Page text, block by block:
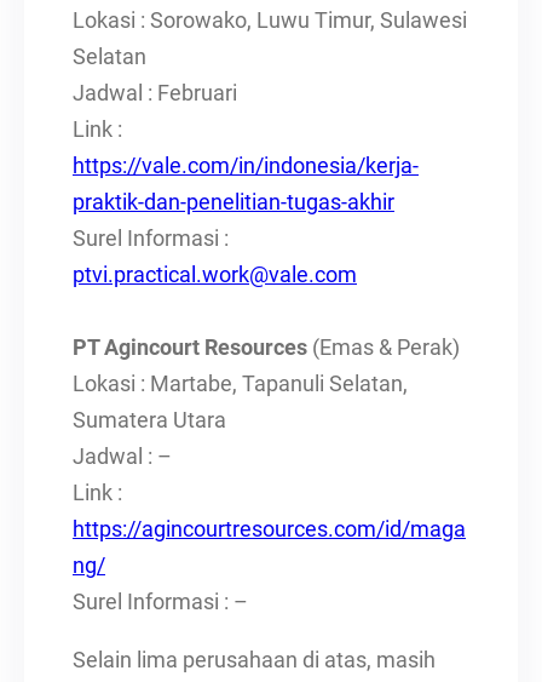
Lokasi : Sorowako, Luwu Timur, Sulawesi
Selatan
Jadwal : Februari
Link :
https://vale.com/in/indonesia/kerja-
praktik-dan-penelitian-tugas-akhir
Surel Informasi :
ptvi.practical.work@vale.com
PT Agincourt Resources (Emas & Perak)
Lokasi : Martabe, Tapanuli Selatan,
Sumatera Utara
Jadwal : –
Link :
https://agincourtresources.com/id/maga
ng/
Surel Informasi : –
Selain lima perusahaan di atas, masih